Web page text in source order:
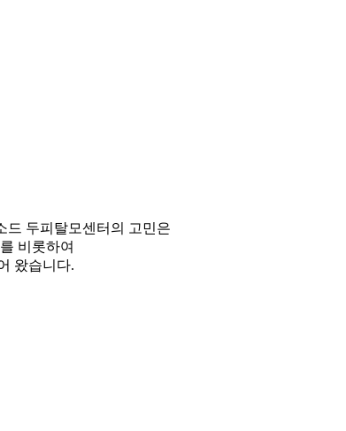
드 두피탈모센터의 고민은
비롯하여
왔습니다.